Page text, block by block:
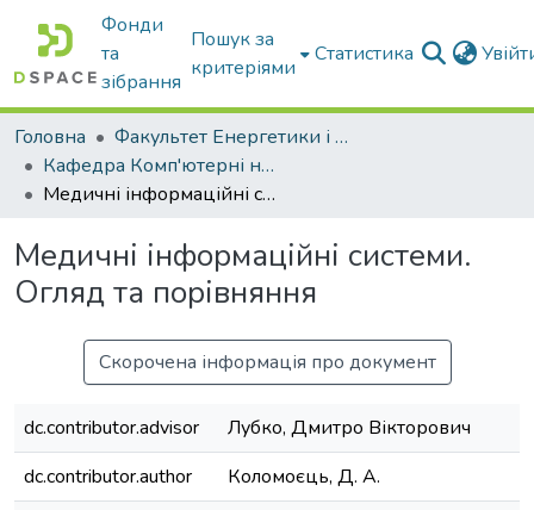
Фонди
та
зібрання
Пошук за
критеріями
Статистика
Головна
Факультет Енергетики і комп'ютерних технологій
Кафедра Комп'ютерні науки
Медичні інформаційні системи. Огляд та порівняння
Медичні інформаційні системи.
Огляд та порівняння
Скорочена інформація про документ
dc.contributor.advisor
Лубко, Дмитро Вікторович
dc.contributor.author
Коломоєць, Д. А.